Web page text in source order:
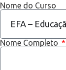
Nome do Curso
Nome Completo